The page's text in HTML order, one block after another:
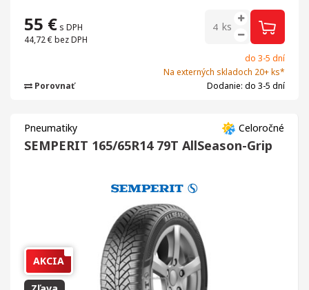
55 € s DPH
44,72 € bez DPH
ks
do 3-5 dní
Na externých skladoch 20+ ks*
Dodanie: do 3-5 dní
Porovnať
Celoročné
Pneumatiky
SEMPERIT 165/65R14 79T AllSeason-Grip
AKCIA